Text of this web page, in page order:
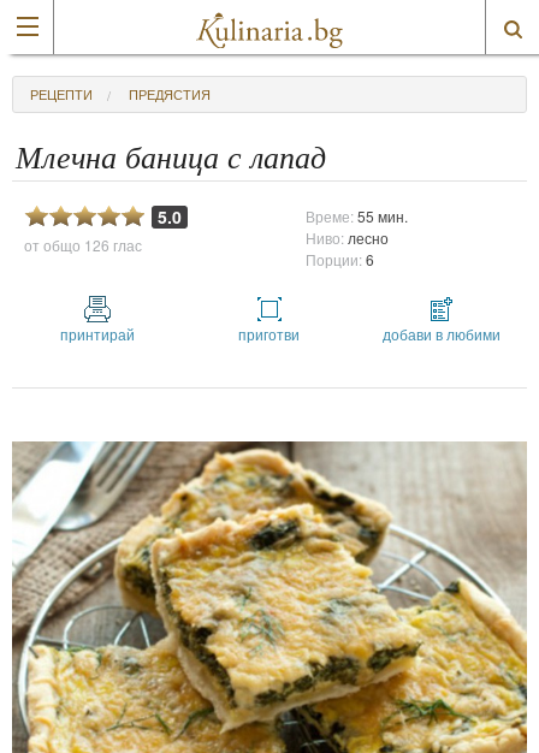
РЕЦЕПТИ ПРЕДЯСТИЯ
Млечна баница с лапад
5.0
от общо 126 глас
Време:55 мин.
Ниво: лесно
Порции:6
принтирай приготви добави в любими